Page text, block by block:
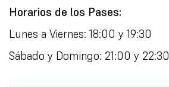
Horarios de los Pases:
Lunes a Viernes: 18:00 y 19:30
Sábado y Domingo: 21:00 y 22:30